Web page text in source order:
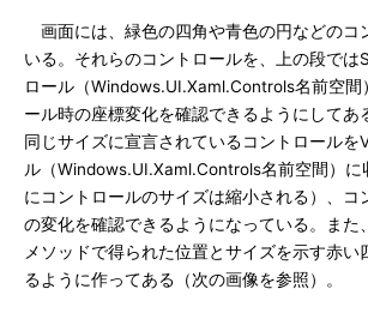
画面には、緑色の四角や青色の円などのコ
いる。それらのコントロールを、上の段では
ロール（Windows.UI.Xaml.Controls名前空間
ール時の座標変化を確認できるようにしてあ
同じサイズに宣言されているコントロールを
ル（Windows.UI.Xaml.Controls名前空間）に
にコントロールのサイズは縮小される）、コ
の変化を確認できるようになっている。また
メソッドで得られた位置とサイズを示す赤い
るように作ってある（次の画像を参照）。